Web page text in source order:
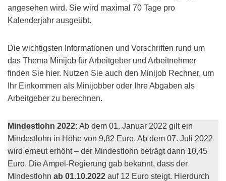
angesehen wird. Sie wird maximal 70 Tage pro
Kalenderjahr ausgeübt.
Die wichtigsten Informationen und Vorschriften rund um
das Thema Minijob für Arbeitgeber und Arbeitnehmer
finden Sie hier. Nutzen Sie auch den Minijob Rechner, um
Ihr Einkommen als Minijobber oder Ihre Abgaben als
Arbeitgeber zu berechnen.
Mindestlohn 2022: Ab dem 01. Januar 2022 gilt ein
Mindestlohn in Höhe von 9,82 Euro. Ab dem 07. Juli 2022
wird erneut erhöht – der Mindestlohn beträgt dann 10,45
Euro. Die Ampel-Regierung gab bekannt, dass der
Mindestlohn ab 01.10.2022 auf 12 Euro steigt. Hierdurch